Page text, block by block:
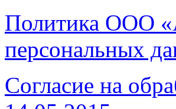
Политика ООО
персональных
Согласие на